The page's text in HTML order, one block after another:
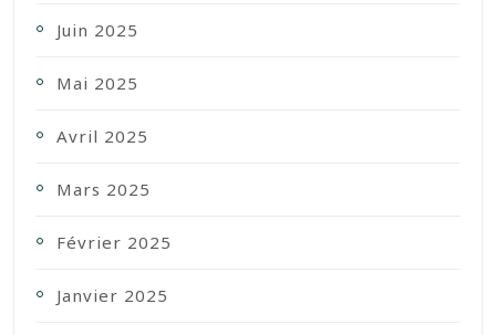
Juin 2025
Mai 2025
Avril 2025
Mars 2025
Février 2025
Janvier 2025